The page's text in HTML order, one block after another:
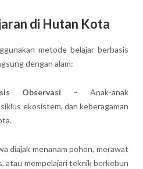
di Hutan Kota
metode belajar berbasis
dengan alam:
Observasi – Anak-anak
ekosistem, dan keberagaman
diajak menanam pohon, merawat
atau mempelajari teknik berkebun